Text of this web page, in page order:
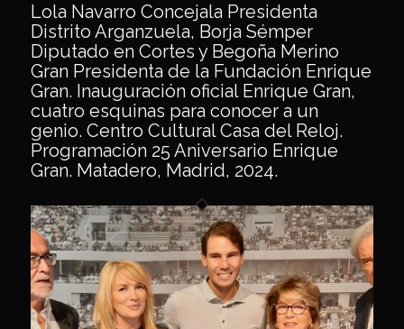
Lola Navarro Concejala Presidenta
Distrito Arganzuela, Borja Sémper
Diputado en Cortes y Begoña Merino
Gran Presidenta de la Fundación Enrique
Gran. Inauguración oficial Enrique Gran,
cuatro esquinas para conocer a un
genio. Centro Cultural Casa del Reloj.
Programación 25 Aniversario Enrique
Gran. Matadero, Madrid, 2024.